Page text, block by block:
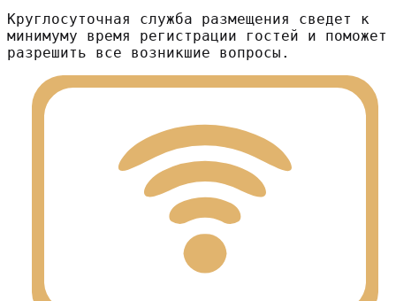
Круглосуточная служба размещения сведет к
минимуму время регистрации гостей и поможет
разрешить все возникшие вопросы.